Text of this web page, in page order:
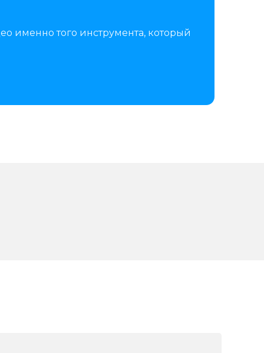
именно того инструмента, который